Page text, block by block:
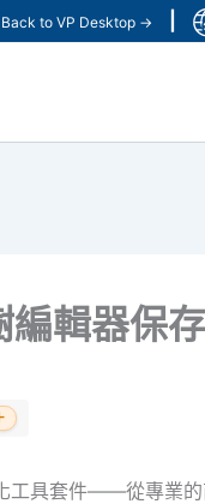
Back to VP Desktop →
輯器保
工具套件——從專業